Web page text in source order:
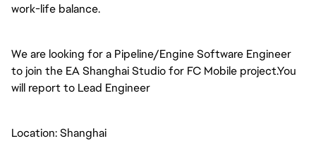
work-life balance.
We are looking for a Pipeline/Engine Software Engineer
to join the EA Shanghai Studio for FC Mobile project.You
will report to Lead Engineer
Location: Shanghai